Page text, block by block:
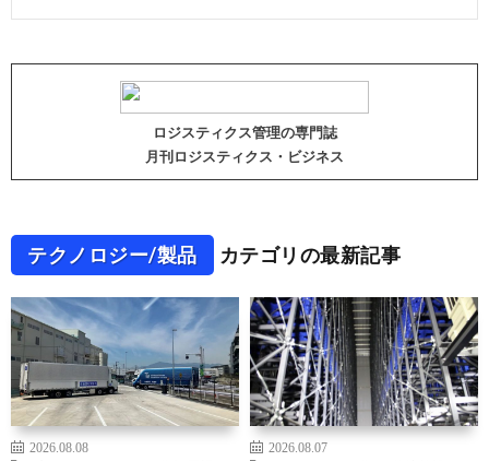
ロジスティクス管理の専門誌
月刊ロジスティクス・ビジネス
テクノロジー/製品 カテゴリの最新記事
2026.08.08
2026.08.07